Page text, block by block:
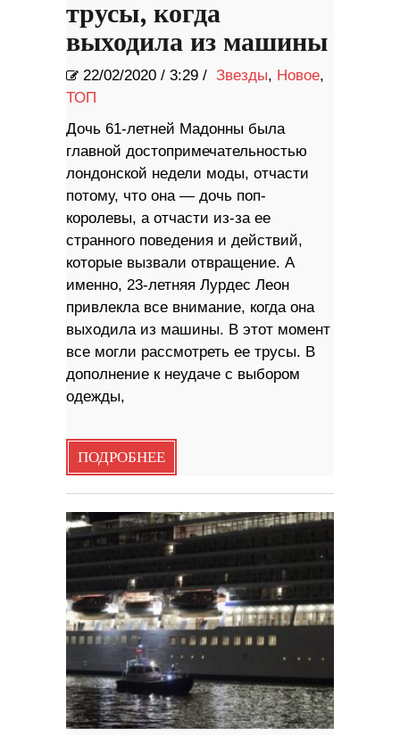
трусы, когда
выходила из машины
22/02/2020 / 3:29 / Звезды, Новое,
ТОП
Дочь 61-летней Мадонны была
главной достопримечательностью
лондонской недели моды, отчасти
потому, что она — дочь поп-
королевы, а отчасти из-за ее
странного поведения и действий,
которые вызвали отвращение. А
именно, 23-летняя Лурдес Леон
привлекла все внимание, когда она
выходила из машины. В этот момент
все могли рассмотреть ее трусы. В
дополнение к неудаче с выбором
одежды,
ПОДРОБНЕЕ